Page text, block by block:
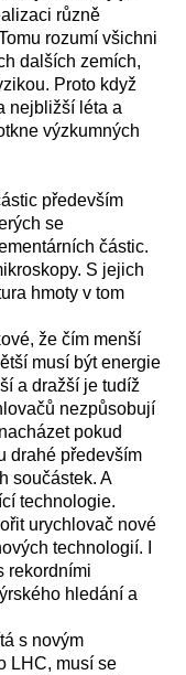
různě
rozumí všichni
dalších zemích,
Proto když
nejbližší léta a
výzkumných
především
se
částic.
S jejich
hmoty v tom
že čím menší
musí být energie
a dražší je tudíž
nezpůsobují
pokud
drahé především
součástek. A
technologie.
urychlovač nové
technologií. I
rekordními
hledání a
s novým
LHC, musí se